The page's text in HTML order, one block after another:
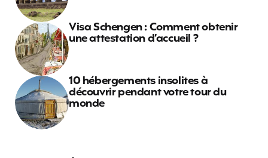
Visa Schengen : Comment obtenir
une attestation d’accueil ?
10 hébergements insolites à
découvrir pendant votre tour du
monde